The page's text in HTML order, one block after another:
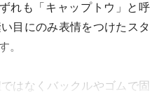
れも「キャップトウ」と呼
目にのみ表情をつけたスタ
。
はなくバックルやゴムで固